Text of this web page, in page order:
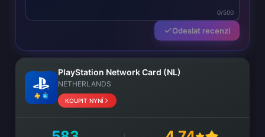
0/500
Odeslat recenzi
PlayStation Network Card (NL)
NETHERLANDS
KOUPIT NYNÍ